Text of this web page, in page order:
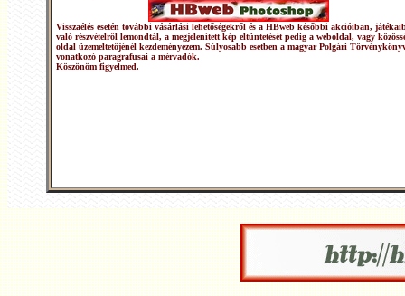
Visszaélés esetén további vásárlási lehetőségekről és a HBweb későbbi akcióiban,
való részvételről lemondtál, a megjelenített kép eltüntetését pedig a weboldal, vagy
oldal üzemeltetőjénél kezdeményezem. Súlyosabb esetben a magyar Polgári
vonatkozó paragrafusai a mérvadók.
Köszönöm figyelmed.